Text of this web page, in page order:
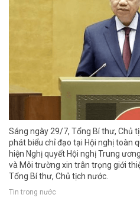
Sáng ngày 29/7, Tổng Bí thư, Chủ
phát biểu chỉ đạo tại Hội nghị toàn
hiện Nghị quyết Hội nghị Trung
và Môi trường xin trân trọng giới
Tổng Bí thư, Chủ tịch nước.
Tin trong nước